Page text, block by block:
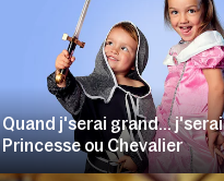
Quand j'serai grand... j'serai
Princesse ou Chevalier